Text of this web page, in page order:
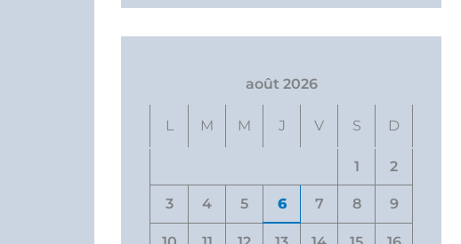
août 2026
L M M J V S D
1 2
3 4 5 6 7 8 9